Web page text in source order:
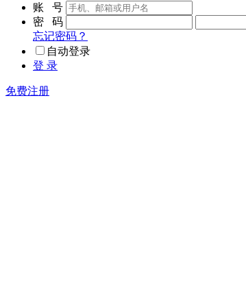
账 号
密 码
忘记密码？
自动登录
登 录
免费注册